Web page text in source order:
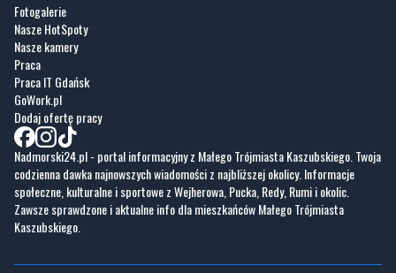
Fotogalerie
Nasze HotSpoty
Nasze kamery
Praca
Praca IT Gdańsk
GoWork.pl
Dodaj ofertę pracy
Nadmorski24.pl - portal informacyjny z Małego Trójmiasta Kaszubskiego. Twoja
codzienna dawka najnowszych wiadomości z najbliższej okolicy. Informacje
społeczne, kulturalne i sportowe z Wejherowa, Pucka, Redy, Rumi i okolic.
Zawsze sprawdzone i aktualne info dla mieszkańców Małego Trójmiasta
Kaszubskiego.